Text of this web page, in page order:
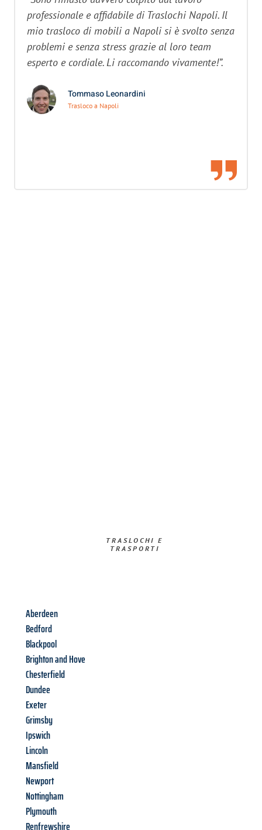
professionale e affidabile di Traslochi Napoli. Il
mio trasloco di mobili a Napoli si è svolto senza
problemi e senza stress grazie al loro team
esperto e cordiale. Li raccomando vivamente!”.
Tommaso Leonardini
Trasloco a Napoli
TRASLOCHI E
TRASPORTI​
Aberdeen
Bedford
Blackpool
Brighton and Hove
Chesterfield
Dundee
Exeter
Grimsby
Ipswich
Lincoln
Mansfield
Newport
Nottingham
Plymouth
Renfrewshire